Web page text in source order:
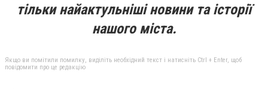
тільки найактульніші новини та історії
нашого міста.
Якщо ви помітили помилку, виділіть необхідний текст і натисніть Ctrl + Enter, щоб
повідомити про це редакцію